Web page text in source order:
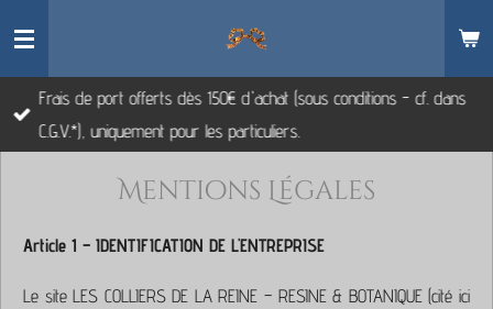
Passer
contenu
principal
Frais de port offerts dès 150€ d'achat (sous conditions - cf. dans
C.G.V.*), uniquement pour les particuliers.
Mentions Légales
Article 1 – IDENTIFICATION DE L'ENTREPRISE
Le site LES COLLIERS DE LA REINE – RESINE & BOTANIQUE (cité ici